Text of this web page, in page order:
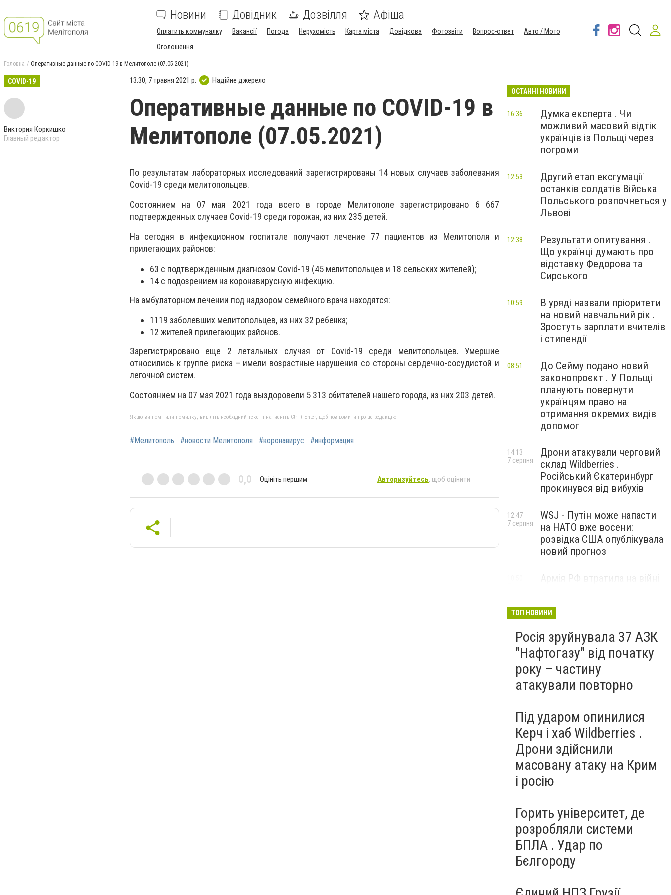
Новини Довідник Дозвілля Афіша
Оплатить коммуналку Вакансії Погода Нерухомість Карта міста Довідкова Фотозвіти Вопрос-ответ
Авто / Мото
Оголошення
Головна Оперативные данные по COVID-19 в Мелитополе (07.05.2021)
COVID-19
Виктория Коркишко
Главный редактор
13:30, 7 травня 2021 р. Надійне джерело
Оперативные данные по COVID-19 в
Мелитополе (07.05.2021)
По результатам лабораторных исследований зарегистрированы 14 новых случаев заболевания
Covid-19 среди мелитопольцев.
Состоянием на 07 мая 2021 года всего в городе Мелитополе зарегистрировано 6 667
подтвержденных случаев Сovid-19 среди горожан, из них 235 детей.
На сегодня в инфекционном госпитале получают лечение 77 пациентов из Мелитополя и
прилегающих районов:
63 с подтвержденным диагнозом Covid-19 (45 мелитопольцев и 18 сельских жителей);
14 с подозрением на коронавирусную инфекцию.
На амбулаторном лечении под надзором семейного врача находятся:
1119 заболевших мелитопольцев, из них 32 ребенка;
12 жителей прилегающих районов.
Зарегистрировано еще 2 летальных случая от Covid-19 среди мелитопольцев. Умершие
относились к группе риска – имели возрастные нарушения со стороны сердечно-сосудистой и
легочной систем.
Состоянием на 07 мая 2021 года выздоровели 5 313 обитателей нашего города, из них 203 детей.
Якщо ви помітили помилку, виділіть необхідний текст і натисніть Ctrl + Enter, щоб повідомити про це редакцію
#Мелитополь #новости Мелитополя #коронавирус #информация
0,0 Оцініть першим Авторизуйтесь, щоб оцінити
ОСТАННІ НОВИНИ
Думка експерта . Чи
можливий масовий відтік
українців із Польщі через
погроми
16:36
Другий етап ексгумації
останків солдатів Війська
Польського розпочнеться у
Львові
12:53
Результати опитування .
Що українці думають про
відставку Федорова та
Сирського
12:38
В уряді назвали пріоритети
на новий навчальний рік .
Зростуть зарплати вчителів
і стипендії
10:59
До Сейму подано новий
законопроєкт . У Польщі
планують повернути
українцям право на
отримання окремих видів
допомог
08:51
Дрони атакували черговий
склад Wildberries .
Російський Єкатеринбург
прокинувся від вибухів
14:13
7 серпня
WSJ - Путін може напасти
на НАТО вже восени:
розвідка США опублікувала
новий прогноз
12:47
7 серпня
Армія РФ втратила на війні
ППО
ТОП НОВИНИ
Росія зруйнувала 37 АЗК
"Нафтогазу" від початку
року – частину
атакували повторно
Під ударом опинилися
Керч і хаб Wildberries .
Дрони здійснили
масовану атаку на Крим
і росію
Горить університет, де
розробляли системи
БПЛА . Удар по
Бєлгороду